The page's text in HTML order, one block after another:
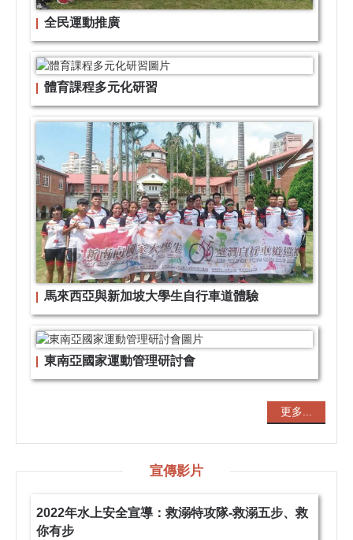
全民運動推廣
體育課程多元化研習
馬來西亞與新加坡大學生自行車道體驗
東南亞國家運動管理研討會
更多...
宣傳影片
2022年水上安全宣導：救溺特攻隊-救溺五步、救
你有步